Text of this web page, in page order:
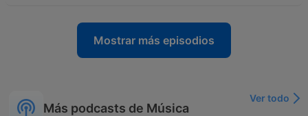
Mostrar más episodios
Más podcasts de Música
Ver todo